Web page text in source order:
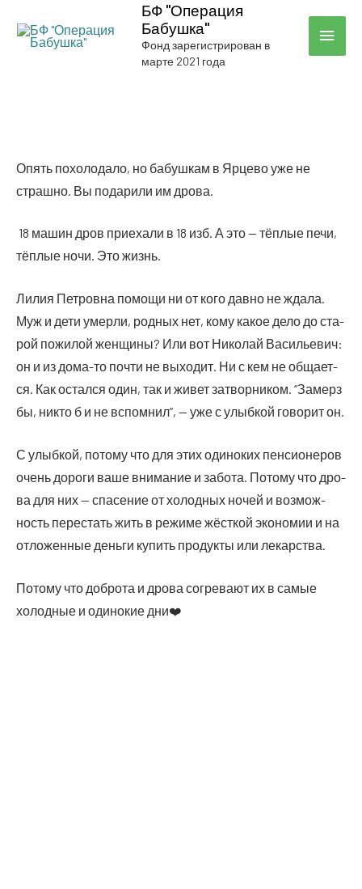
БФ "Операция
Бабушка"
Фонд зарегистрирован в
марте 2021 года
Опять похо­ло­да­ло, но бабуш­кам в Ярце­во уже не
страш­но. Вы пода­ри­ли им дрова.
18 машин дров при­е­ха­ли в 18 изб. А это — тёп­лые печи,
тёп­лые ночи. Это жизнь.
Лилия Пет­ров­на помо­щи ни от кого дав­но не жда­ла.
Муж и дети умер­ли, род­ных нет, кому какое дело до ста­
рой пожи­лой жен­щи­ны? Или вот Нико­лай Васи­лье­вич:
он и из дома-то почти не выхо­дит. Ни с кем не обща­ет­
ся. Как остал­ся один, так и живет затвор­ни­ком. “Замерз
бы, никто б и не вспом­нил”, — уже с улыб­кой гово­рит он.
С улыб­кой, пото­му что для этих оди­но­ких пен­си­о­не­ров
очень доро­ги ваше вни­ма­ние и забо­та. Пото­му что дро­
ва для них — спа­се­ние от холод­ных ночей и воз­мож­
ность пере­стать жить в режи­ме жёст­кой эко­но­мии и на
отло­жен­ные день­ги купить про­дук­ты или лекарства.
Пото­му что доб­ро­та и дро­ва согре­ва­ют их в самые
холод­ные и оди­но­кие дни❤️